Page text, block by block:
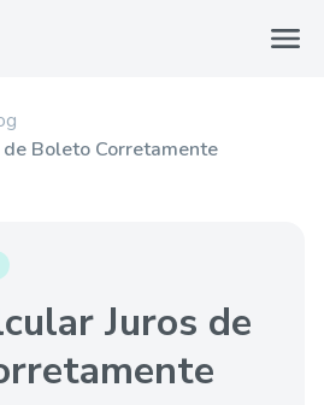
de Boleto Corretamente
Juros de